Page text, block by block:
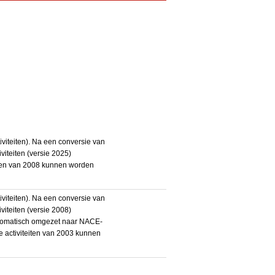
Na een conversie van
(versie 2025)
van 2008 kunnen worden
Na een conversie van
(versie 2008)
omgezet naar NACE-
activiteiten van 2003 kunnen